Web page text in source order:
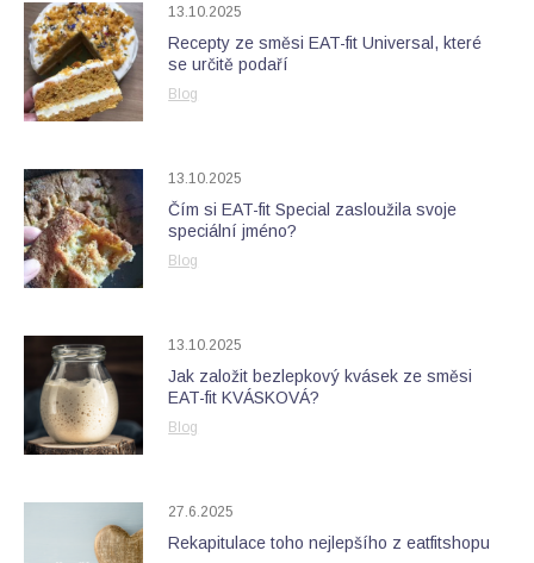
13.10.2025
Recepty ze směsi EAT-fit Universal, které
se určitě podaří
Blog
13.10.2025
Čím si EAT-fit Special zasloužila svoje
speciální jméno?
Blog
13.10.2025
Jak založit bezlepkový kvásek ze směsi
EAT-fit KVÁSKOVÁ?
Blog
27.6.2025
Rekapitulace toho nejlepšího z eatfitshopu